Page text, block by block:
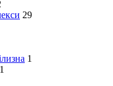
29
1